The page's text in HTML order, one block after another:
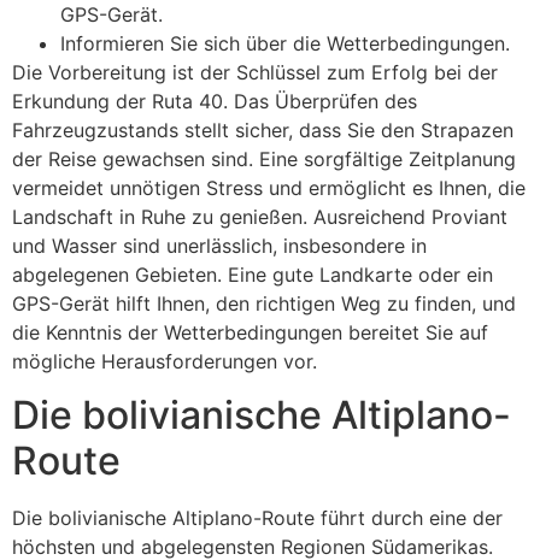
GPS-Gerät.
Informieren Sie sich über die Wetterbedingungen.
Die Vorbereitung ist der Schlüssel zum Erfolg bei der
Erkundung der Ruta 40. Das Überprüfen des
Fahrzeugzustands stellt sicher, dass Sie den Strapazen
der Reise gewachsen sind. Eine sorgfältige Zeitplanung
vermeidet unnötigen Stress und ermöglicht es Ihnen, die
Landschaft in Ruhe zu genießen. Ausreichend Proviant
und Wasser sind unerlässlich, insbesondere in
abgelegenen Gebieten. Eine gute Landkarte oder ein
GPS-Gerät hilft Ihnen, den richtigen Weg zu finden, und
die Kenntnis der Wetterbedingungen bereitet Sie auf
mögliche Herausforderungen vor.
Die bolivianische Altiplano-
Route
Die bolivianische Altiplano-Route führt durch eine der
höchsten und abgelegensten Regionen Südamerikas.